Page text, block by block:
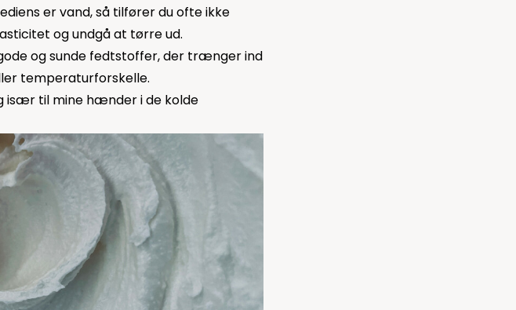
er vand, så tilfører du ofte ikke
og undgå at tørre ud.
og sunde fedtstoffer, der trænger ind
temperaturforskelle.
især til mine hænder i de kolde